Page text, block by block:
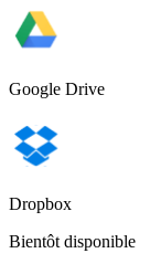
Google Drive
Dropbox
Bientôt disponible